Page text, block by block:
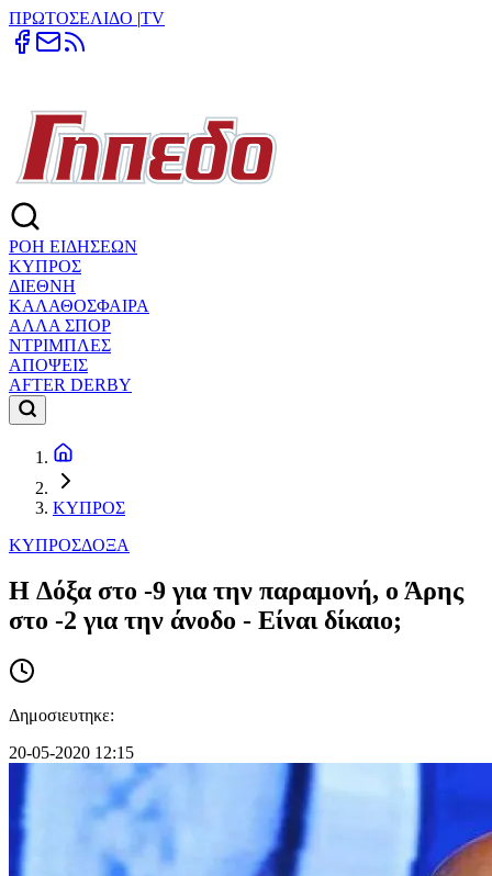
ΠΡΩΤΟΣΕΛΙΔΟ |TV
ΡΟΗ ΕΙΔΗΣΕΩΝ
ΚΥΠΡΟΣ
ΔΙΕΘΝΗ
ΚΑΛΑΘΟΣΦΑΙΡΑ
ΑΛΛΑ ΣΠΟΡ
ΝΤΡΙΜΠΛΕΣ
ΑΠΟΨΕΙΣ
AFTER DERBY
ΚΥΠΡΟΣ
ΚΥΠΡΟΣΔΟΞΑ
H Δόξα στο -9 για την παραμονή, ο Άρης
στο -2 για την άνοδο - Είναι δίκαιο;
Δημοσιευτηκε:
20-05-2020 12:15